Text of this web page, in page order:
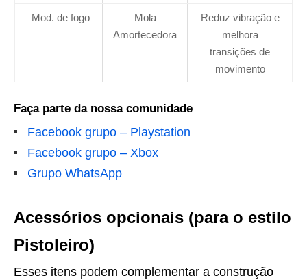
Mod. de fogo
Mola
Amortecedora
Reduz vibração e
melhora
transições de
movimento
Faça parte da nossa comunidade
Facebook grupo – Playstation
Facebook grupo – Xbox
Grupo WhatsApp
Acessórios opcionais (para o estilo
Pistoleiro)
Esses itens podem complementar a construção